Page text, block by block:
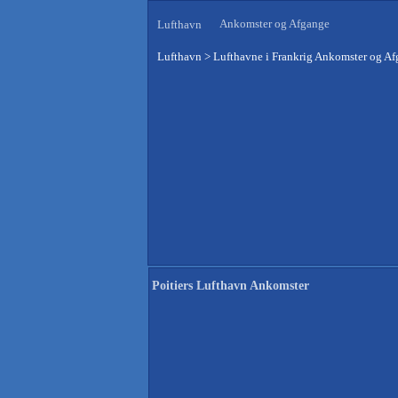
Lufthavn Ankomster og Afgange
Lufthavn > Lufthavne i Frankrig Ankomster og
Poitiers Lufthavn Ankomster